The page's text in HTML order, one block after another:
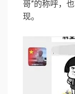
哥”的称呼，
现。